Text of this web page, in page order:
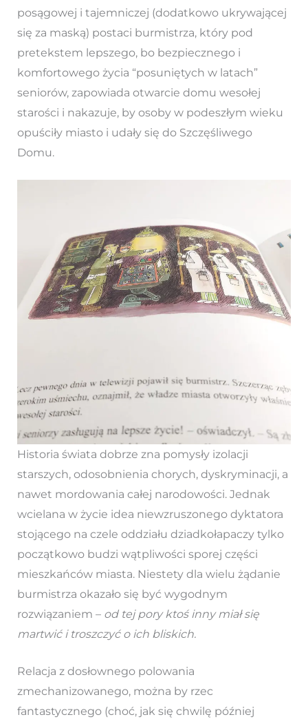
posągowej i tajemniczej (dodatkowo ukrywającej
się za maską) postaci burmistrza, który pod
pretekstem lepszego, bo bezpiecznego i
komfortowego życia “posuniętych w latach”
seniorów, zapowiada otwarcie domu wesołej
starości i nakazuje, by osoby w podeszłym wieku
opuściły miasto i udały się do Szczęśliwego
Domu.
Historia świata dobrze zna pomysły izolacji
starszych, odosobnienia chorych, dyskryminacji, a
nawet mordowania całej narodowości. Jednak
wcielana w życie idea niewzruszonego dyktatora
stojącego na czele oddziału dziadkołapaczy tylko
początkowo budzi wątpliwości sporej części
mieszkańców miasta. Niestety dla wielu żądanie
burmistrza okazało się być wygodnym
rozwiązaniem – od tej pory ktoś inny miał się
martwić i troszczyć o ich bliskich.
Relacja z dosłownego polowania
zmechanizowanego, można by rzec
fantastycznego (choć, jak się chwilę później